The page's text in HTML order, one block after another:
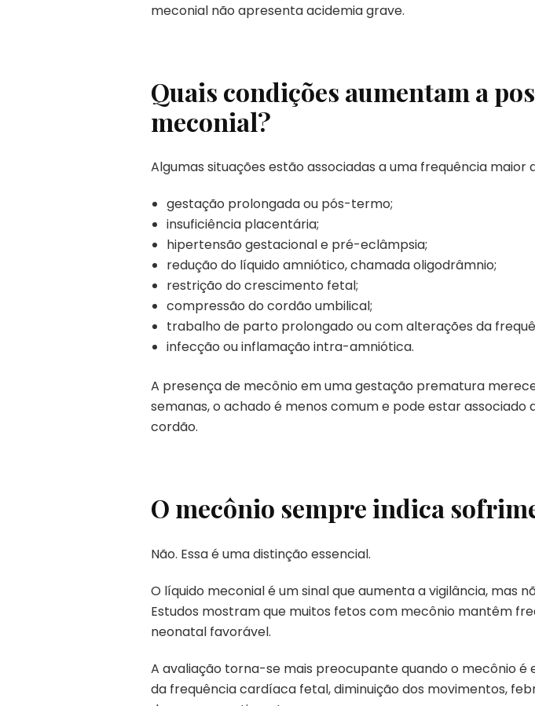
meconial não apresenta acidemia grave.
Quais condições aumentam a
meconial?
Algumas situações estão associadas a uma frequência
gestação prolongada ou pós-termo;
insuficiência placentária;
hipertensão gestacional e pré-eclâmpsia;
redução do líquido amniótico, chamada oligodrâmnio;
restrição do crescimento fetal;
compressão do cordão umbilical;
trabalho de parto prolongado ou com alterações da
infecção ou inflamação intra-amniótica.
A presença de mecônio em uma gestação prematura
semanas, o achado é menos comum e pode estar
cordão.
O mecônio sempre indica
Não. Essa é uma distinção essencial.
O líquido meconial é um sinal que aumenta a vigilância, mas
Estudos mostram que muitos fetos com mecônio mantêm
neonatal favorável.
A avaliação torna-se mais preocupante quando o mecônio
da frequência cardíaca fetal, diminuição dos movimentos,